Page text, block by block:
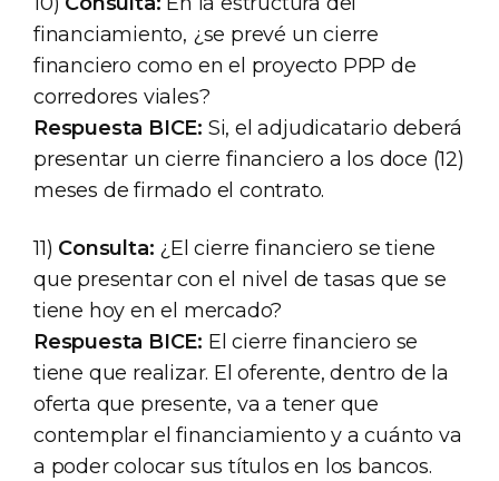
financiamiento, ¿se prevé un cierre
financiero como en el proyecto PPP de
corredores viales?
Respuesta BICE: Si, el adjudicatario deberá
presentar un cierre financiero a los doce (12)
meses de firmado el contrato.
11) Consulta: ¿El cierre financiero se tiene
que presentar con el nivel de tasas que se
tiene hoy en el mercado?
Respuesta BICE: El cierre financiero se
tiene que realizar. El oferente, dentro de la
oferta que presente, va a tener que
contemplar el financiamiento y a cuánto va
a poder colocar sus títulos en los bancos.